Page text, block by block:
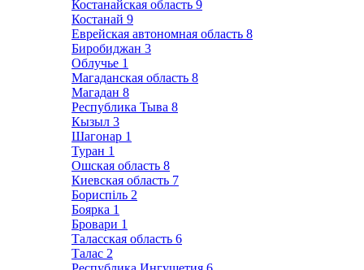
Костанайская область 9
Костанай 9
Еврейская автономная область 8
Биробиджан 3
Облучье 1
Магаданская область 8
Магадан 8
Республика Тыва 8
Кызыл 3
Шагонар 1
Туран 1
Ошская область 8
Киевская область 7
Бориспіль 2
Боярка 1
Бровари 1
Таласская область 6
Талас 2